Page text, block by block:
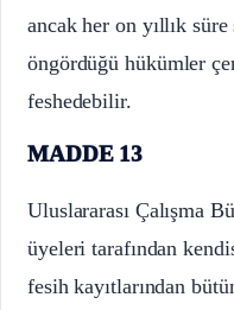
ancak her on yıllık
öngördüğü hükümler
feshedebilir.
MADDE 13
Uluslararası Çalışma
üyeleri tarafından
fesih kayıtlarından